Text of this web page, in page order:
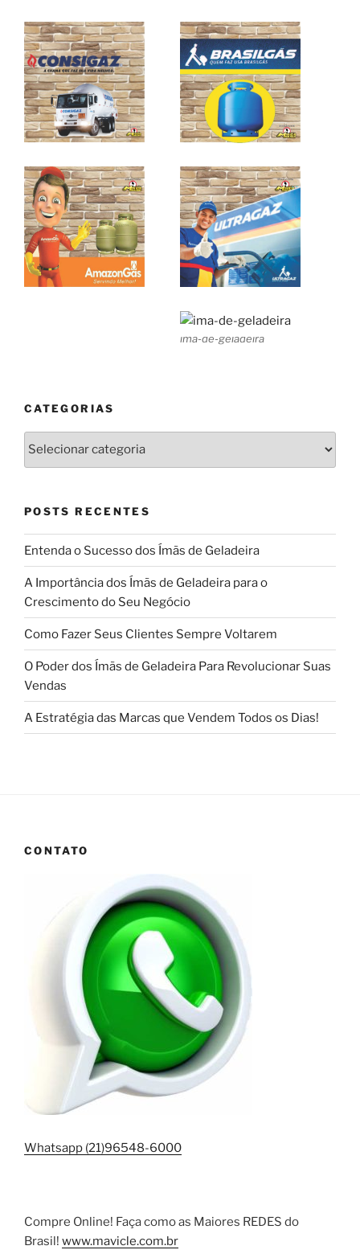
ima-de-geladeira
CATEGORIAS
Categorias
POSTS RECENTES
Entenda o Sucesso dos Ímãs de Geladeira
A Importância dos Ímãs de Geladeira para o
Crescimento do Seu Negócio
Como Fazer Seus Clientes Sempre Voltarem
O Poder dos Ímãs de Geladeira Para Revolucionar Suas
Vendas
A Estratégia das Marcas que Vendem Todos os Dias!
CONTATO
Whatsapp (21)96548-6000
Compre Online! Faça como as Maiores REDES do
Brasil! www.mavicle.com.br